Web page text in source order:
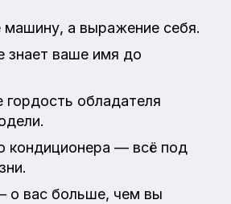
машину, а выражение себя.
знает ваше имя до
гордость обладателя
кондиционера — всё под
о вас больше, чем вы